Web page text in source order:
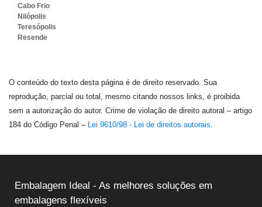
Cabo Frio
Nilópolis
Teresópolis
Resende
O conteúdo do texto desta página é de direito reservado. Sua
reprodução, parcial ou total, mesmo citando nossos links, é proibida
sem a autorização do autor. Crime de violação de direito autoral – artigo
184 do Código Penal – Lei 9610/98 - Lei de direitos autorais.
Embalagem Ideal - As melhores soluções em
embalagens flexíveis